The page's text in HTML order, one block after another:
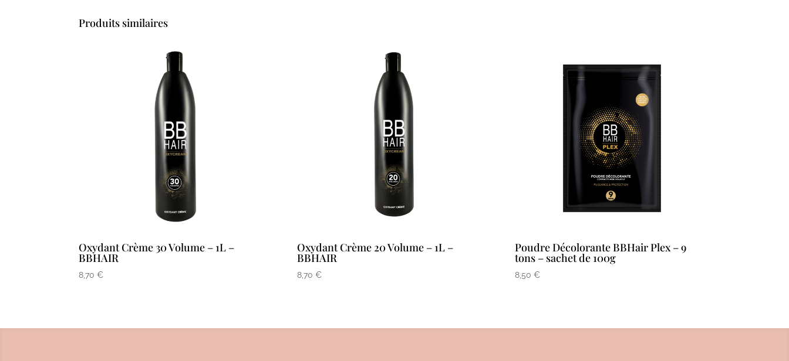
Produits similaires
Oxydant Crème 30 Volume – 1L –
BBHAIR
8,70€
Oxydant Crème 20 Volume – 1L –
BBHAIR
8,70 €
Poudre Décolorante BBHair Plex – 9
tons – sachet de 100g
8,50€